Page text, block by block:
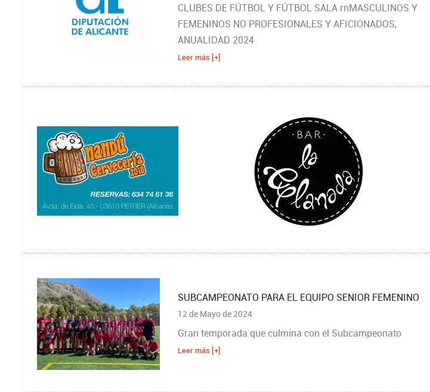
CLUBES DE FÚTBOL Y FÚTBOL SALA rnMASCULINOS Y
FEMENINOS NO PROFESIONALES Y AFICIONADOS,
ANUALIDAD 2024
Leer más [+]
SUBCAMPEONATO PARA EL EQUIPO SENIOR FEMENINO
12 de Mayo de 2024
Gran temporada que culmina con el Subcampeonato
Leer más [+]